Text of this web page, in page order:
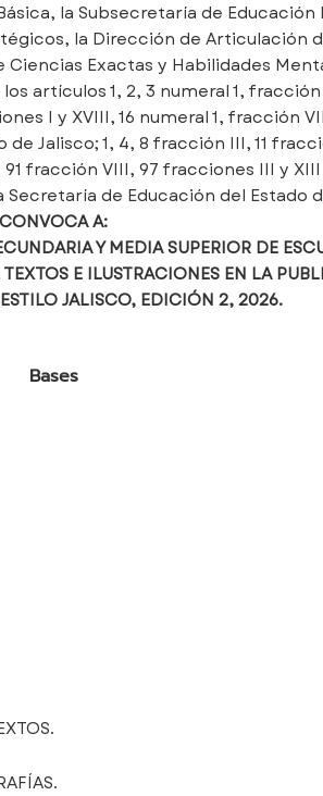
la Subsecretaría de Educación
la Dirección de Articulación
Exactas y Habilidades
artículos 1, 2, 3 numeral 1, fracción
I y XVIII, 16 numeral 1, fracción
Jalisco; 1, 4, 8 fracción III, 11
fracción VIII, 97 fracciones III y
de Educación del Estado
CONVOCA A:
Y MEDIA SUPERIOR DE
E ILUSTRACIONES EN LA
JALISCO, EDICIÓN 2, 2026.
Bases